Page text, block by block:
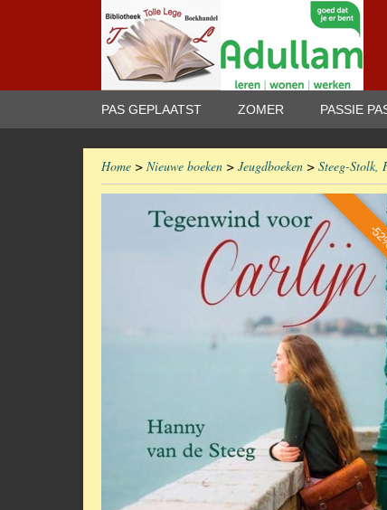
PAS GEPLAATST ZOMER PASSIE
Home > Nieuwe boeken > Jeugdboeken > Steeg-Stolk,
-